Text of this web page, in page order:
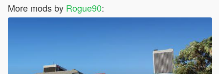
More mods by Rogue90: